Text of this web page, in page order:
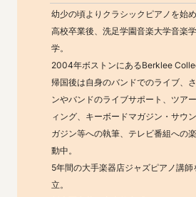
幼少の頃よりクラシックピアノを始め
高校卒業後、洗足学園音楽大学音楽
学。
2004年ボストンにあるBerklee
帰国後は自身のバンドでのライブ、
ンやバンドのライブサポート、ツア
ィング、キーボードマガジン・サウ
ガジン等への執筆、テレビ番組への
動中。
5年間の大手楽器店ジャズピアノ講
立。